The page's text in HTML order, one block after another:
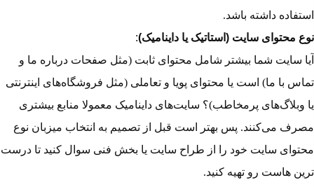
استفاده داشته باشد.
نوع محتوای سایت (استاتیک یا داینامیک):
آیا سایت شما بیشتر شامل محتوای ثابت (مثل صفحات درباره ما و
تماس با ما) است یا محتوای پویا و تعاملی (مثل فروشگاه‌های اینترنتی
یا وبلاگ‌های پرمخاطب)؟ سایت‌های داینامیک معمولا منابع بیشتری
مصرف می‌کنند. پس بهتر است قبل از تصمیم به انتخاب میزبان نوع
محتوای سایت خود را از طراح سایت یا بخش فنی سوال کنید تا درست
ترین هاست رو تهیه کنید.